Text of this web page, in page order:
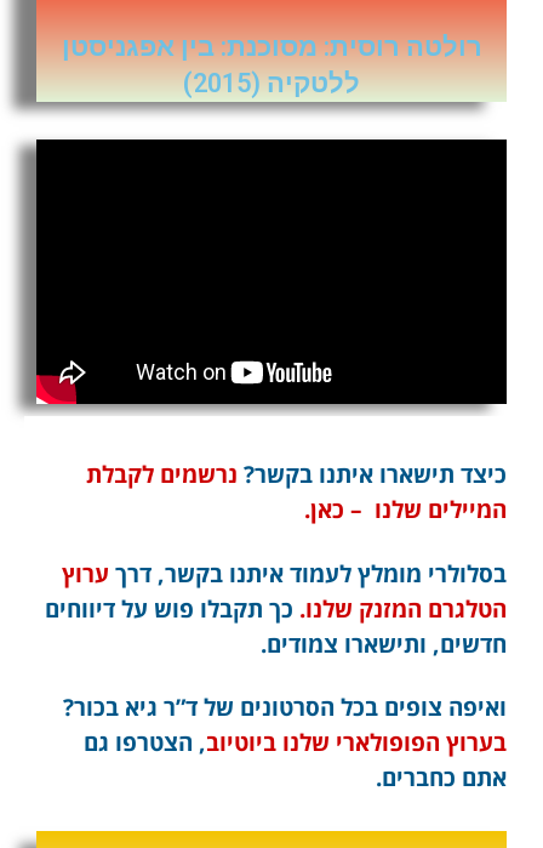
רולטה רוסית: מסוכנת: בין אפגניסטן
ללטקיה (2015)
כיצד תישארו איתנו בקשר? נרשמים לקבלת
המיילים שלנו – כאן.
בסלולרי מומלץ לעמוד איתנו בקשר, דרך ערוץ
הטלגרם המזנק שלנו. כך תקבלו פוש על דיווחים
חדשים, ותישארו צמודים.
ואיפה צופים בכל הסרטונים של ד”ר גיא בכור?
בערוץ הפופולארי שלנו ביוטיוב, הצטרפו גם
אתם כחברים.